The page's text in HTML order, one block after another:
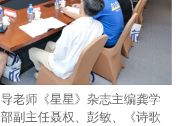
师《星星》杂志主编龚学
副主任聂权、彭敏、《诗歌